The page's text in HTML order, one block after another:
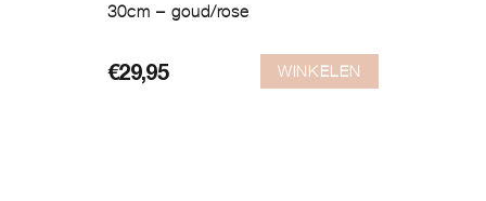
30cm – goud/rose
€29,95 WINKELEN